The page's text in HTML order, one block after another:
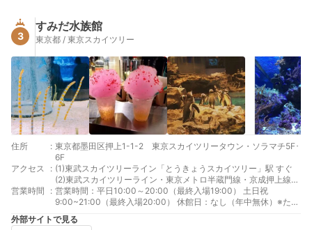
3
すみだ水族館
東京都 / 東京スカイツリー
住所 : 東京都墨田区押上1-1-2 東京スカイツリータウン・ソラマチ5F･
6F
アクセス
: (1)東武スカイツリーライン「とうきょうスカイツリー」駅 すぐ
(2)東武スカイツリーライン・東京メトロ半蔵門線・京成押上線・
都営地下鉄浅草線「押上（スカイツリー前）」駅 すぐ
営業時間 : 営業時間：平日10:00～20:00（最終入場19:00） 土日祝
9:00~21:00（最終入場20:00） 休館日：なし（年中無休）※ただ
し、施設点検などで臨時休業あり
外部サイトで見る